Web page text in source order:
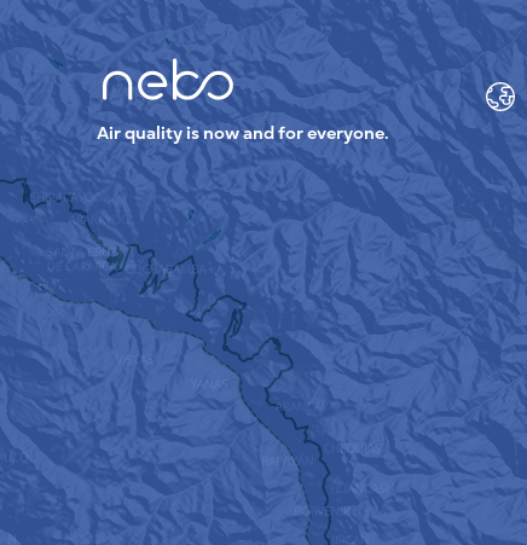
Air quality is now and for everyone.